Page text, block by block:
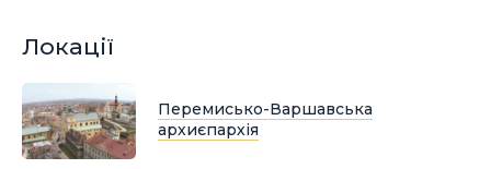
Локації
Перемисько-Варшавська
архиєпархія